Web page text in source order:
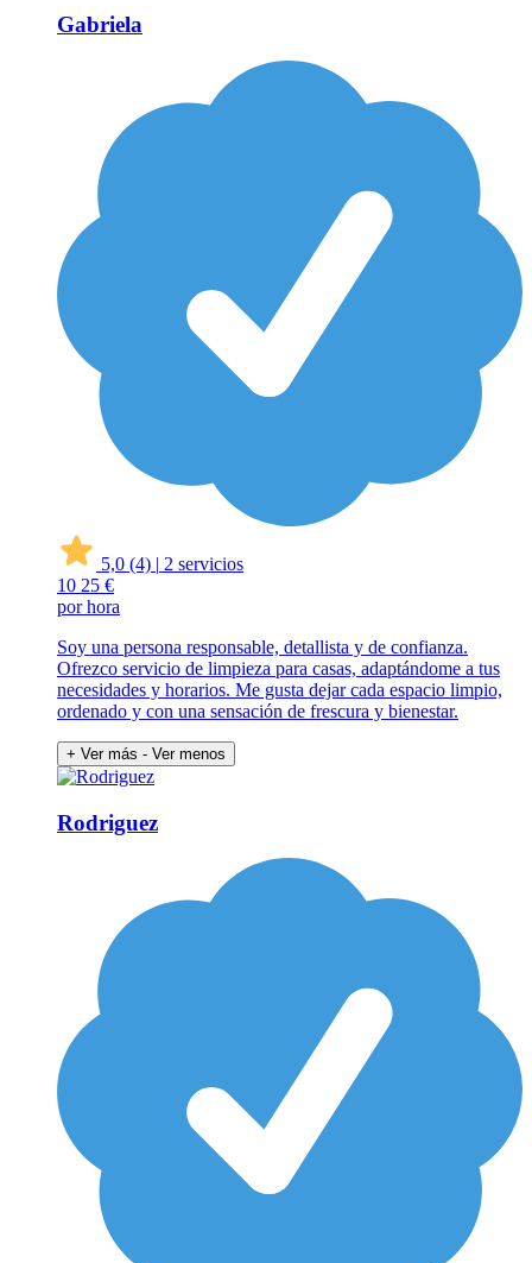
Gabriela
5,0 (4) | 2 servicios
10 25 €
por hora
Soy una persona responsable, detallista y de confianza.
Ofrezco servicio de limpieza para casas, adaptándome a tus
necesidades y horarios. Me gusta dejar cada espacio limpio,
ordenado y con una sensación de frescura y bienestar.
+ Ver más - Ver menos
Rodriguez